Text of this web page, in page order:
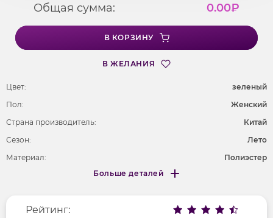
Общая сумма:
0.00₽
В КОРЗИНУ
В ЖЕЛАНИЯ
Цвет:
зеленый
Пол:
Женский
Страна производитель:
Китай
Сезон:
Лето
Материал:
Полиэстер
Вырез горловины
на бретельках
Больше деталей
Меньше деталей
Рейтинг: